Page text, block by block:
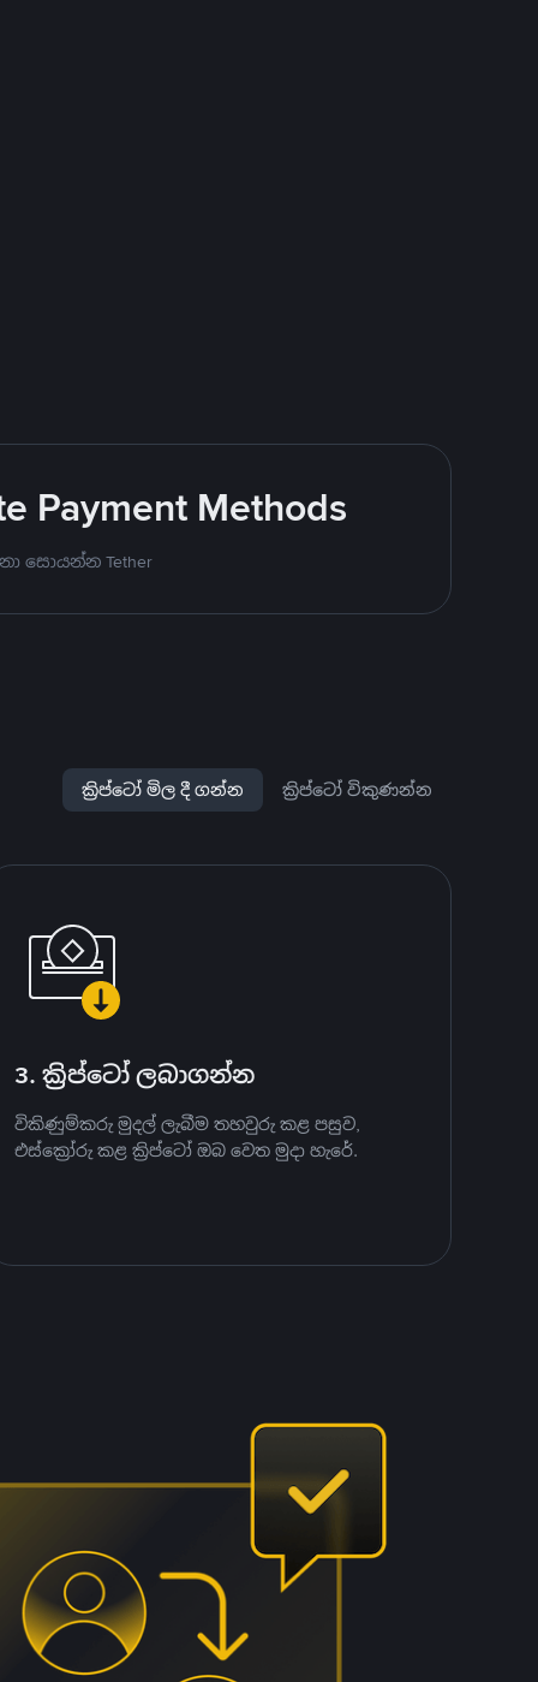
Payment Methods
සොයන්න Tether
ක්‍රිප්ටෝ මිල දී ගන්න ක්‍රිප්ටෝ විකුණන්න
3. ක්‍රිප්ටෝ ලබාගන්න
විකිණුම්කරු මුදල් ලැබීම තහවුරු කළ පසුව,
එස්ක්‍රෝරු කළ ක්‍රිප්ටෝ ඔබ වෙත මුදා හැරේ.